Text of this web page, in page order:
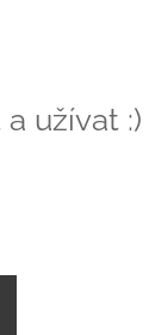
užívat :)